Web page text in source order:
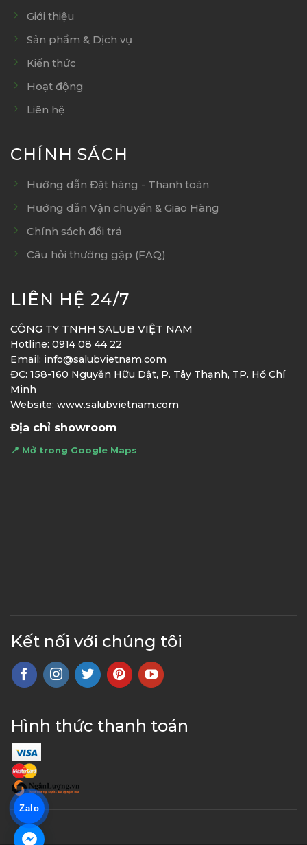
Giới thiệu
Sản phẩm & Dịch vụ
Kiến thức
Hoạt động
Liên hệ
CHÍNH SÁCH
Hướng dẫn Đặt hàng - Thanh toán
Hướng dẫn Vận chuyển & Giao Hàng
Chính sách đổi trả
Câu hỏi thường gặp (FAQ)
LIÊN HỆ 24/7
CÔNG TY TNHH SALUB VIỆT NAM
Hotline: 0914 08 44 22
Email: info@salubvietnam.com
ĐC: 158-160 Nguyễn Hữu Dật, P. Tây Thạnh, TP. Hồ Chí
Minh
Website: www.salubvietnam.com
Địa chỉ showroom
📍 Mở trong Google Maps
Kết nối với chúng tôi
Hình thức thanh toán
Zalo